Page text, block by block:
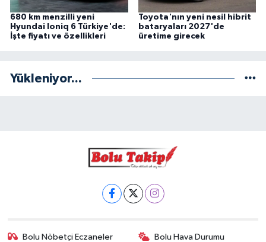
680 km menzilli yeni
Hyundai Ioniq 6 Türkiye'de:
İşte fiyatı ve özellikleri
Toyota'nın yeni nesil hibrit
bataryaları 2027'de
üretime girecek
Yükleniyor...
Bolu Nöbetçi Eczaneler Bolu Hava Durumu